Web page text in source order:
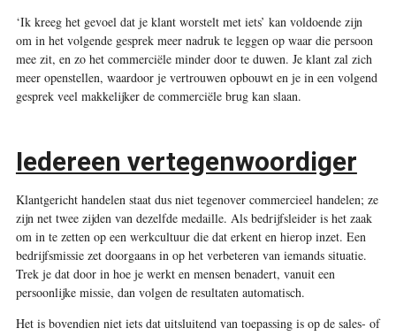
‘Ik kreeg het gevoel dat je klant worstelt met iets’ kan voldoende zijn
om in het volgende gesprek meer nadruk te leggen op waar die persoon
mee zit, en zo het commerciële minder door te duwen. Je klant zal zich
meer openstellen, waardoor je vertrouwen opbouwt en je in een volgend
gesprek veel makkelijker de commerciële brug kan slaan.
Iedereen vertegenwoordiger
Klantgericht handelen staat dus niet tegenover commercieel handelen; ze
zijn net twee zijden van dezelfde medaille. Als bedrijfsleider is het zaak
om in te zetten op een werkcultuur die dat erkent en hierop inzet. Een
bedrijfsmissie zet doorgaans in op het verbeteren van iemands situatie.
Trek je dat door in hoe je werkt en mensen benadert, vanuit een
persoonlijke missie, dan volgen de resultaten automatisch.
Het is bovendien niet iets dat uitsluitend van toepassing is op de sales- of